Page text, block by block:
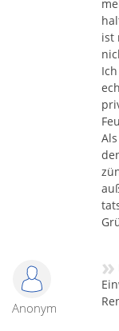
ist
Anonym
»